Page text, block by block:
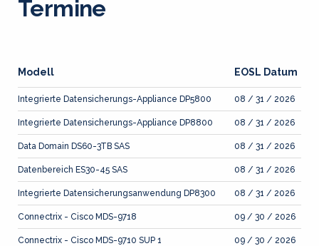
Termine
Modell EOSL Datum
Integrierte Datensicherungs-Appliance DP5800 08 / 31 / 2026
Integrierte Datensicherungs-Appliance DP8800 08 / 31 / 2026
Data Domain DS60-3TB SAS 08 / 31 / 2026
Datenbereich ES30-45 SAS 08 / 31 / 2026
Integrierte Datensicherungsanwendung DP8300 08 / 31 / 2026
Connectrix - Cisco MDS-9718 09 / 30 / 2026
Connectrix - Cisco MDS-9710 SUP 1 09 / 30 / 2026